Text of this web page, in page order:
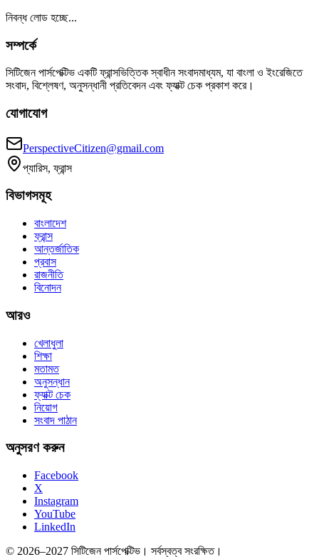
নিবন্ধ লোড হচ্ছে...
সম্পর্কে
সিটিজেন পার্সপেক্টিভ একটি ফ্রান্সভিত্তিক স্বাধীন সংবাদমাধ্যম, যা বাংলা ও ইংরেজিতে
সংবাদ, বিশ্লেষণ, অনুসন্ধানী প্রতিবেদন এবং ফ্যাক্ট চেক প্রকাশ করে।
যোগাযোগ
PerspectiveCitizen@gmail.com
প্যারিস, ফ্রান্স
বিভাগসমূহ
বাংলাদেশ
ফ্রান্স
আন্তর্জাতিক
প্রবাস
রাজনীতি
বিনোদন
আরও
খেলাধুলা
শিক্ষা
মতামত
অনুসন্ধান
ফ্যাক্ট চেক
নিয়োগ
সংবাদ পাঠান
অনুসরণ করুন
Facebook
X
Instagram
YouTube
LinkedIn
© 2026–2027 সিটিজেন পার্সপেক্টিভ। সর্বস্বত্ব সংরক্ষিত।